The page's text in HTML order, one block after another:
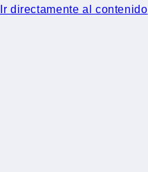
Ir directamente al contenido